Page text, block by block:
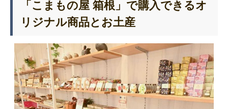
「こまもの屋 箱根」で購入できるオ
リジナル商品とお土産